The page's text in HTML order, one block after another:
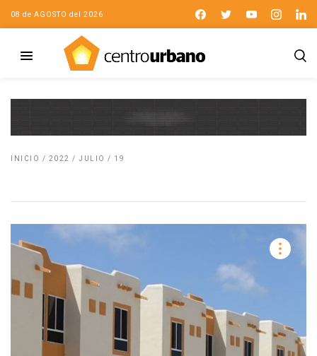
08 de AGOSTO del 2026
INICIO / 2022 / JULIO / 19